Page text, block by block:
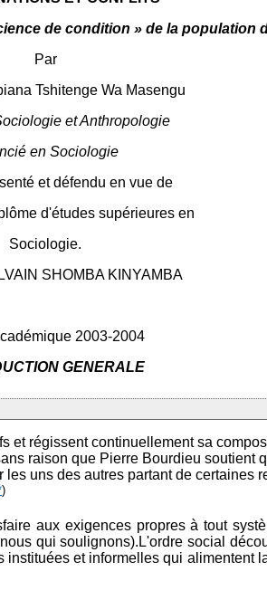
de condition » de la population
Par
Tshitenge Wa Masengu
et Anthropologie
en Sociologie
et défendu en vue de
d'études supérieures en
Sociologie.
SHOMBA KINYAMBA
2003-2004
GENERALE
et régissent continuellement sa
raison que Pierre Bourdieu soutient
uns des autres partant de certaines
)
aux exigences propres à tout
qui soulignons).L'ordre social
et informelles qui alimentent